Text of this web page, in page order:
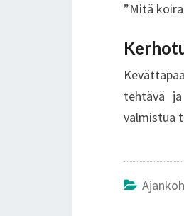
”Mitä
tehtävä
valmistua